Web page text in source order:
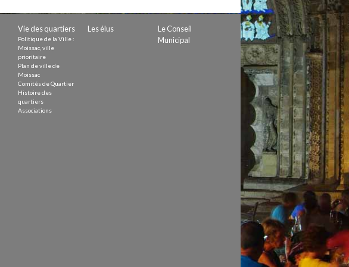
Demande de subvention
Demande d’autorisation de tournage
Appels à projets
Vie des quartiers
Politique de la Ville :
Moissac, ville
prioritaire
Plan de ville de
Moissac
Comités de Quartier
Histoire des
quartiers
Associations
Les élus
Le Conseil
Municipal